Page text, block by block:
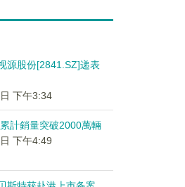
源股份[2841.SZ]递表
下午3:34
計銷量突破2000萬輛
下午4:49